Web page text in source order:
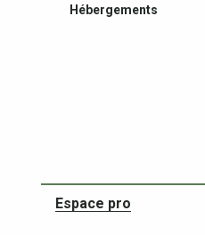
Hébergements
Restaurants
Espace pro